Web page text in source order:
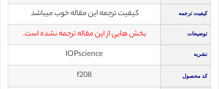
کیفیت ترجمه کیفیت ترجمه این مقاله خوب میباشد
توضیحات بخش هایی از این مقاله ترجمه نشده است.
نشریه IOPscience
کد محصول f208